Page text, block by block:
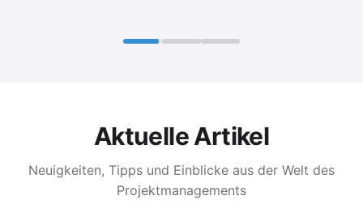
Aktuelle Artikel
Neuigkeiten, Tipps und Einblicke aus der Welt des
Projektmanagements